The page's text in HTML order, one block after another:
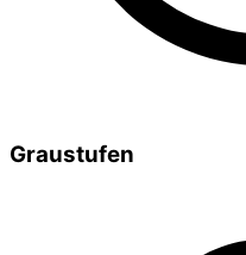
Graustufen